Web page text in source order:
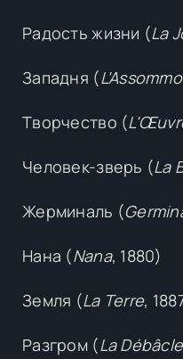
Радость жизни (La
Западня (
Творчество (
Человек-зверь (La
Жерминаль (
Нана (Nana, 1880)
Земля (La Terre,
Разгром (La Débâcle